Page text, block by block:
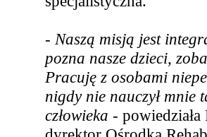
- Naszą misją jest
pozna nasze dzieci,
Pracuję z osobami
nigdy nie nauczył
człowieka -